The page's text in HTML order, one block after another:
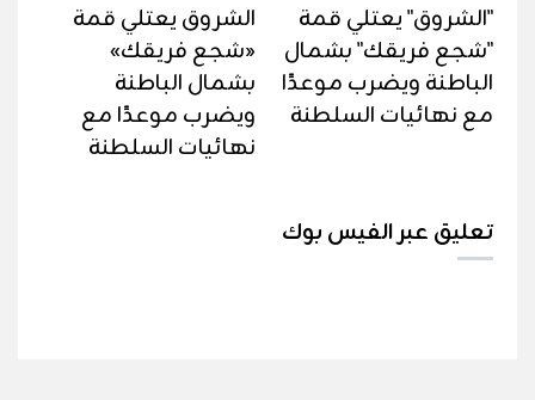
"الشروق" يعتلي قمة
"شجع فريقك" بشمال
الباطنة ويضرب موعدًا
مع نهائيات السلطنة
الشروق يعتلي قمة
«شجع فريقك»
بشمال الباطنة
ويضرب موعدًا مع
نهائيات السلطنة
تعليق عبر الفيس بوك